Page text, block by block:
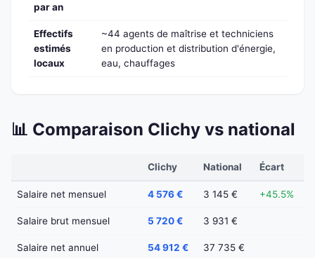
par an
Effectifs
estimés
locaux
~44 agents de maîtrise et techniciens
en production et distribution d'énergie,
eau, chauffages
📊 Comparaison Clichy vs national
Clichy National Écart
Salaire net mensuel 4 576 € 3 145 € +45.5%
Salaire brut mensuel 5 720 € 3 931 €
Salaire net annuel 54 912 € 37 735 €